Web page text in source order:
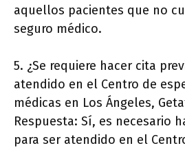
aquellos pacientes que no
seguro médico.
5. ¿Se requiere hacer cita
atendido en el Centro de
médicas en Los Ángeles,
Respuesta: Sí, es necesario
para ser atendido en el